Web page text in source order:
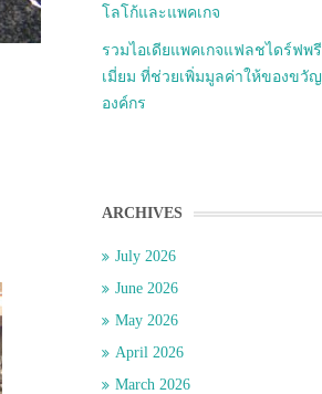
โลโก้และแพคเกจ
รวมไอเดียแพคเกจแฟลชไดร์ฟพรี
เมี่ยม ที่ช่วยเพิ่มมูลค่าให้ของขวัญ
องค์กร
ARCHIVES
July 2026
June 2026
May 2026
April 2026
March 2026